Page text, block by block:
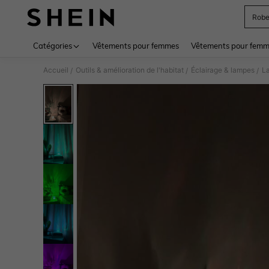
Robe
Catégories Vêtements pour femmes Vêtements pour
Accueil / Outils & amélioration de l'habitat / Éclairage & lampes /